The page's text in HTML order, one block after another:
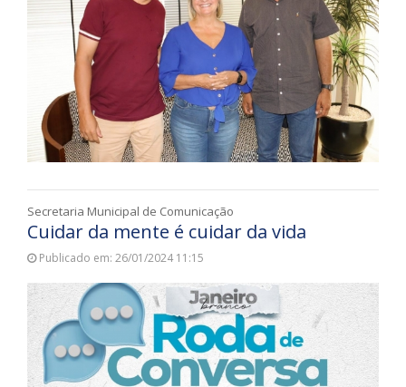
Secretaria Municipal de Comunicação
Cuidar da mente é cuidar da vida
Publicado em: 26/01/2024 11:15